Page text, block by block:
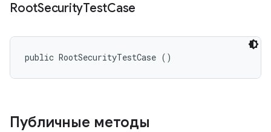
RootSecurityTestCase
public RootSecurityTestCase ()
Публичные методы